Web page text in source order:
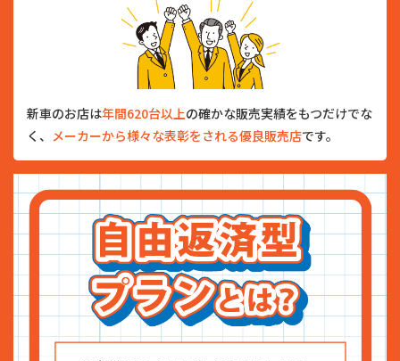
新車のお店は年間620台以上の確かな販売実績をもつだけでな
く、 メーカーから様々な表彰をされる優良販売店です。